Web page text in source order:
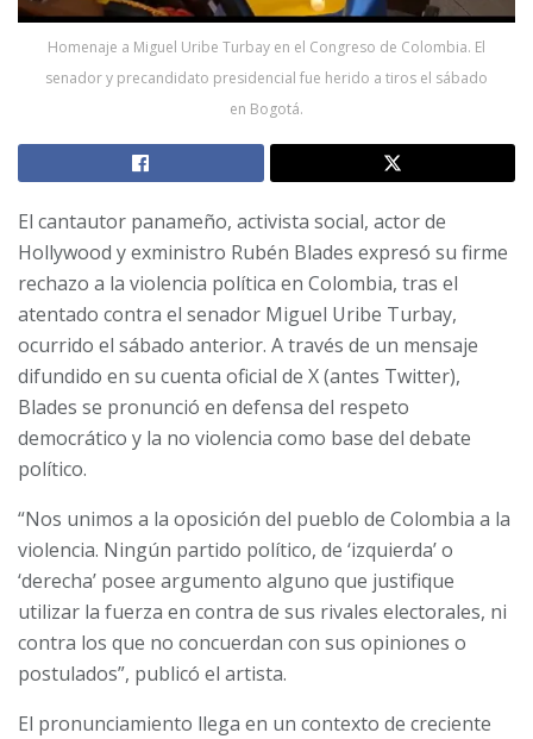
Homenaje a Miguel Uribe Turbay en el Congreso de Colombia. El
senador y precandidato presidencial fue herido a tiros el sábado
en Bogotá.
El cantautor panameño, activista social, actor de
Hollywood y exministro Rubén Blades expresó su firme
rechazo a la violencia política en Colombia, tras el
atentado contra el senador Miguel Uribe Turbay,
ocurrido el sábado anterior. A través de un mensaje
difundido en su cuenta oficial de X (antes Twitter),
Blades se pronunció en defensa del respeto
democrático y la no violencia como base del debate
político.
“Nos unimos a la oposición del pueblo de Colombia a la
violencia. Ningún partido político, de ‘izquierda’ o
‘derecha’ posee argumento alguno que justifique
utilizar la fuerza en contra de sus rivales electorales, ni
contra los que no concuerdan con sus opiniones o
postulados”, publicó el artista.
El pronunciamiento llega en un contexto de creciente